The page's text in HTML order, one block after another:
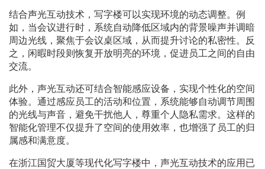
结合声光互动技术，写字楼可以实现环境的动态调整。例
如，当会议进行时，系统自动降低区域内的背景噪声并调暗
周边光线，聚焦于会议桌区域，从而提升讨论的私密性。反
之，闲暇时段则恢复开放明亮的环境，促进员工之间的自由
交流。
此外，声光互动还可结合智能感应设备，实现个性化的空间
体验。通过感应员工的活动和位置，系统能够自动调节周围
的光线与声音，避免干扰他人，尊重个人隐私需求。这样的
智能化管理不仅提升了空间的使用效率，也增强了员工的归
属感和满意度。
在浙江国贸大厦等现代化写字楼中，声光互动技术的应用已